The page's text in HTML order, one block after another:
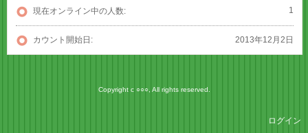
1
現在オンライン中の人数:
2013年12月2日
カウント開始日:
Copyright c ○○○, All rights reserved.
ログイン